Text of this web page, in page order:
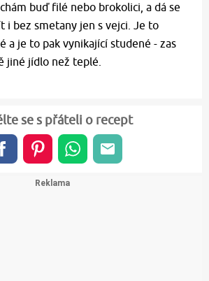
buď filé nebo brokolici, a dá se
i bez smetany jen s vejci. Je to
a je to pak vynikající studené - zas
jiné jídlo než teplé.
se s přáteli o recept